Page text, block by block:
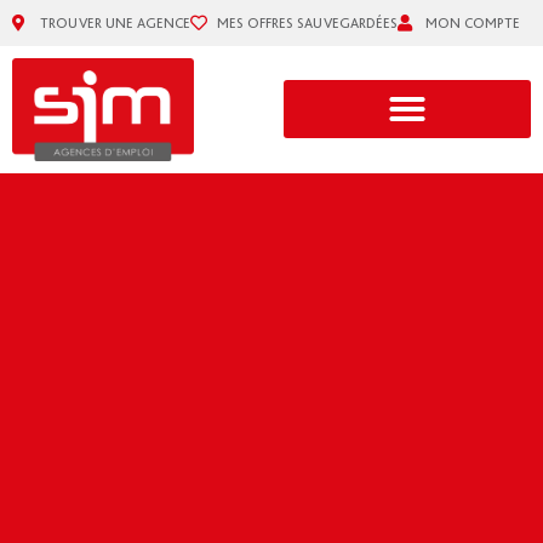
TROUVER UNE AGENCE MES OFFRES SAUVEGARDÉES MON COMPTE